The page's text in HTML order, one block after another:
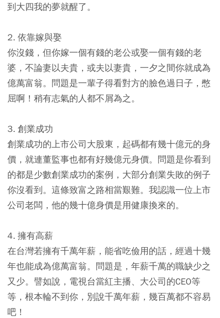
到大四我的夢就醒了。
2. 依靠嫁與娶
你沒錢，但你嫁一個有錢的老公或娶一個有錢的老
婆，不論妻以夫貴，或夫以妻貴，一夕之間你就成為
億萬富翁。問題是一輩子得看對方的臉色過日子，憋
屈啊！稍有志氣的人都不屑為之。
3. 創業成功
創業成功的上市公司大股東，起碼都有幾十億元的身
價，就連董監事也都有好幾億元身價。問題是你看到
的都是少數創業成功的案例，大部分創業失敗的例子
你沒看到。這條致富之路相當艱難。我認識一位上市
公司老闆，他的幾十億身價是用健康換來的。
4. 擁有高薪
在台灣若擁有千萬年薪，能省吃儉用的話，經過十幾
年也能成為億萬富翁。問題是，年薪千萬的職缺少之
又少。譬如說，電視台當紅主播、大公司的CEO等
等，根本輪不到你，別說千萬年薪，幾百萬都不容易
吧！